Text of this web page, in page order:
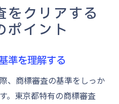
をクリアする
ポイント
準を理解する
、商標審査の基準をしっか
。東京都特有の商標審査